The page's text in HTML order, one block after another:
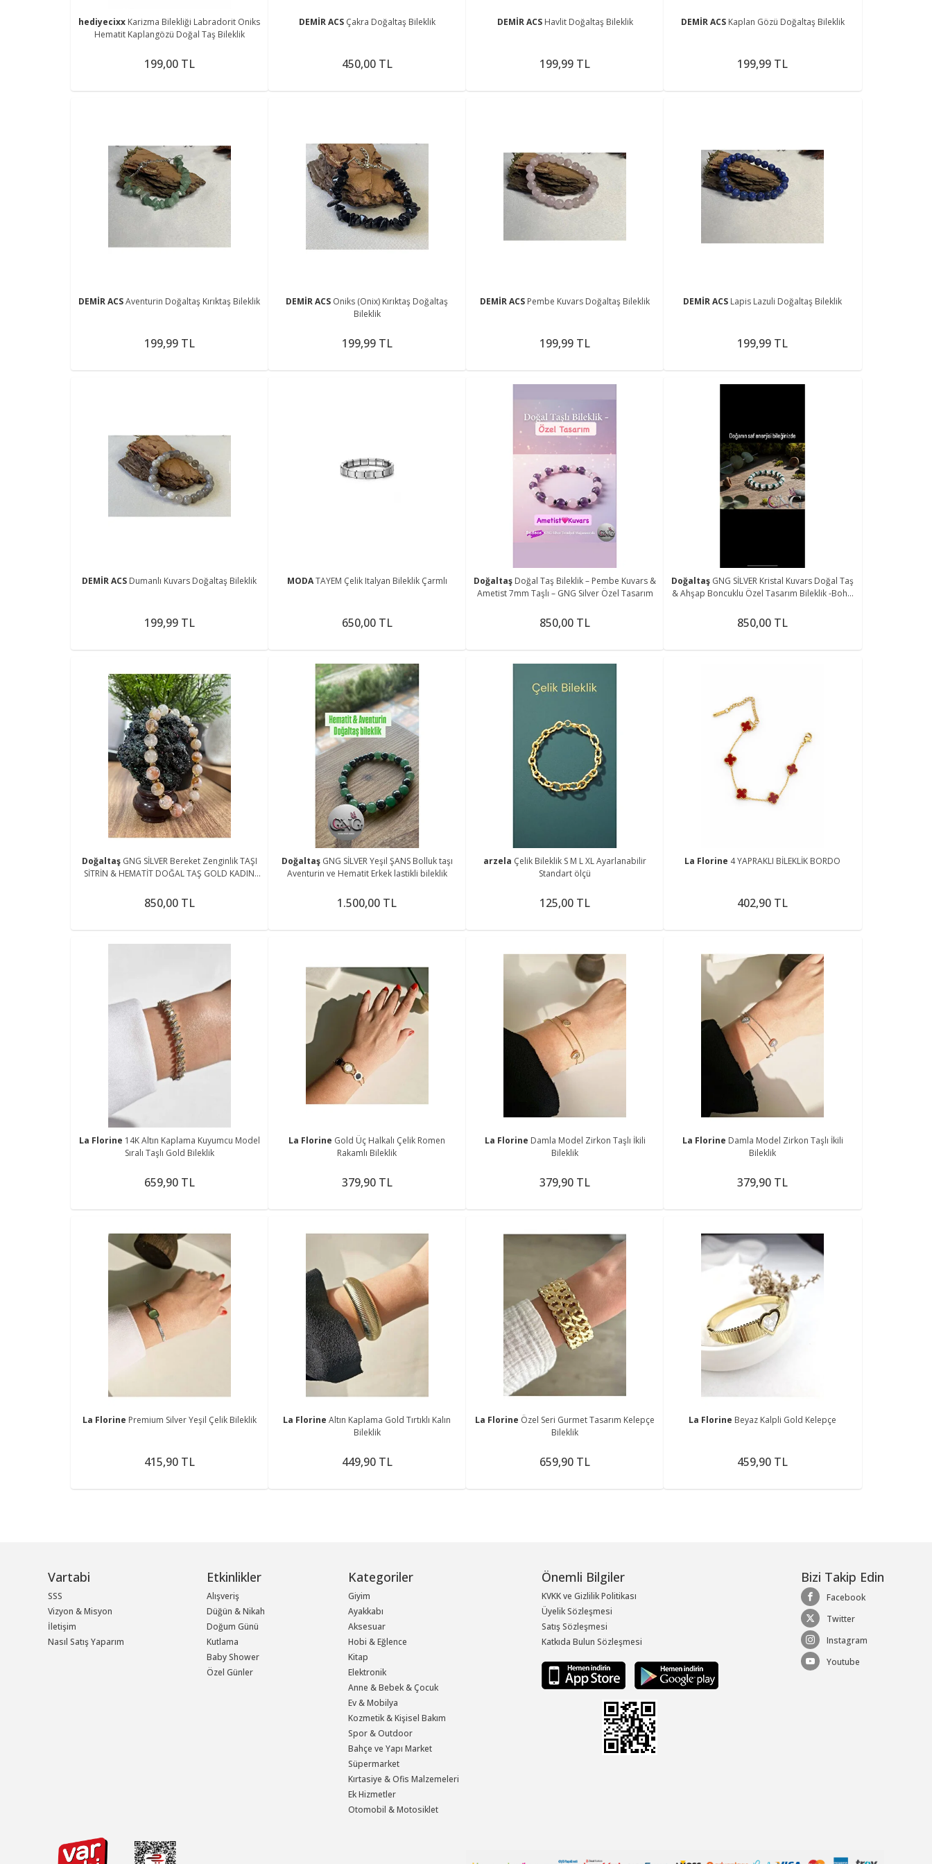
hediyecixx Karizma Bilekliği Labradorit Oniks
Hematit Kaplangözü Doğal Taş Bileklik
199,00 TL
DEMİR ACS Çakra Doğaltaş Bileklik
450,00 TL
DEMİR ACS Havlit Doğaltaş Bileklik
199,99 TL
DEMİR ACS Kaplan Gözü Doğaltaş Bileklik
199,99 TL
DEMİR ACSAventurin Doğaltaş Kırıktaş Bileklik
199,99 TL
DEMİR ACS Oniks (Onix) Kırıktaş Doğaltaş
Bileklik
199,99 TL
DEMİR ACS Pembe Kuvars Doğaltaş Bileklik
199,99 TL
DEMİR ACS Lapis Lazuli Doğaltaş Bileklik
199,99 TL
DEMİR ACS Dumanlı Kuvars Doğaltaş Bileklik
199,99 TL
MODATAYEM Çelik Italyan Bileklik Çarmlı
650,00 TL
Doğaltaş Doğal Taş Bileklik – Pembe Kuvars &
Ametist 7mm Taşlı – GNG Silver Özel Tasarım
850,00 TL
Doğaltaş GNG SİLVER Kristal Kuvars Doğal Taş
& Ahşap Boncuklu Özel Tasarım Bileklik -Boho
850,00 TL
Doğaltaş GNG SİLVER Bereket Zenginlik TAŞI
SİTRİN & HEMATİT DOĞAL TAŞ GOLD KADIN
850,00 TL
Doğaltaş GNG SİLVER Yeşil ŞANS Bolluk taşı
Aventurin ve Hematit Erkek lastikli bileklik
1.500,00 TL
arzela Çelik Bileklik S M L XL Ayarlanabilir
Standart ölçü
125,00 TL
La Florine 4 YAPRAKLI BİLEKLİK BORDO
402,90 TL
La Florine 14K Altın Kaplama Kuyumcu Model
Sıralı Taşlı Gold Bileklik
659,90 TL
La Florine Gold Üç Halkalı Çelik Romen
Rakamlı Bileklik
379,90 TL
La Florine Damla Model Zirkon Taşlı İkili
Bileklik
379,90 TL
La Florine Damla Model Zirkon Taşlı İkili
Bileklik
379,90 TL
La Florine Premium Silver Yeşil Çelik Bileklik
415,90 TL
La FlorineAltın Kaplama Gold Tırtıklı Kalın
Bileklik
449,90 TL
La Florine Özel Seri Gurmet Tasarım Kelepçe
Bileklik
659,90 TL
La Florine Beyaz Kalpli Gold Kelepçe
459,90 TL
Vartabi
SSS
Vizyon & Misyon
İletişim
Nasıl Satış Yaparım
Etkinlikler
Alışveriş
Düğün & Nikah
Doğum Günü
Kutlama
Baby Shower
Özel Günler
Kategoriler
Giyim
Ayakkabı
Aksesuar
Hobi & Eğlence
Kitap
Elektronik
Anne & Bebek & Çocuk
Ev & Mobilya
Kozmetik & Kişisel Bakım
Spor & Outdoor
Bahçe ve Yapı Market
Süpermarket
Kırtasiye & Ofis Malzemeleri
Ek Hizmetler
Otomobil & Motosiklet
Önemli Bilgiler
KVKK ve Gizlilik Politikası
Üyelik Sözleşmesi
Satış Sözleşmesi
Katkıda Bulun Sözleşmesi
Bizi Takip Edin
Facebook
Twitter
Instagram
Youtube